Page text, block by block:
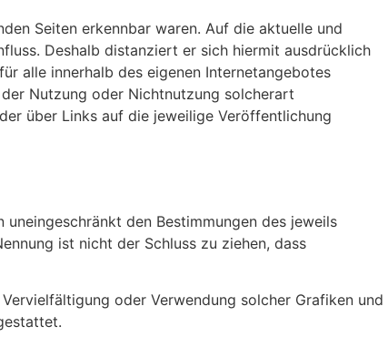
Seiten erkennbar waren. Auf die aktuelle und
Deshalb distanziert er sich hiermit ausdrücklich
alle innerhalb des eigenen Internetangebotes
Nutzung oder Nichtnutzung solcherart
über Links auf die jeweilige Veröffentlichung
den Bestimmungen des jeweils
ist nicht der Schluss zu ziehen, dass
oder Verwendung solcher Grafiken und